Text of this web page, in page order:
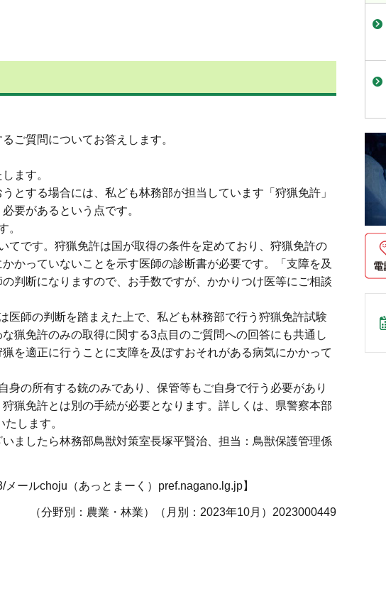
ご質問についてお答えします。
ます。
とする場合には、私ども林務部が担当しています「狩猟免許」
要があるという点です。
。
です。狩猟免許は国が取得の条件を定めており、狩猟免許の
かっていないことを示す医師の診断書が必要です。「支障を及
判断になりますので、お手数ですが、かかりつけ医等にご相談
師の判断を踏まえた上で、私ども林務部で行う狩猟免許試験
猟免許のみの取得に関する3点目のご質問への回答にも共通し
を適正に行うことに支障を及ぼすおそれがある病気にかかって
の所有する銃のみであり、保管等もご自身で行う必要があり
猟免許とは別の手続が必要となります。詳しくは、県警察本部
します。
ましたら林務部鳥獣対策室長塚平賢治、担当：鳥獣保護管理係
ールchoju（あっとまーく）pref.nagano.lg.jp】
（分野別：農業・林業）（月別：2023年10月）2023000449